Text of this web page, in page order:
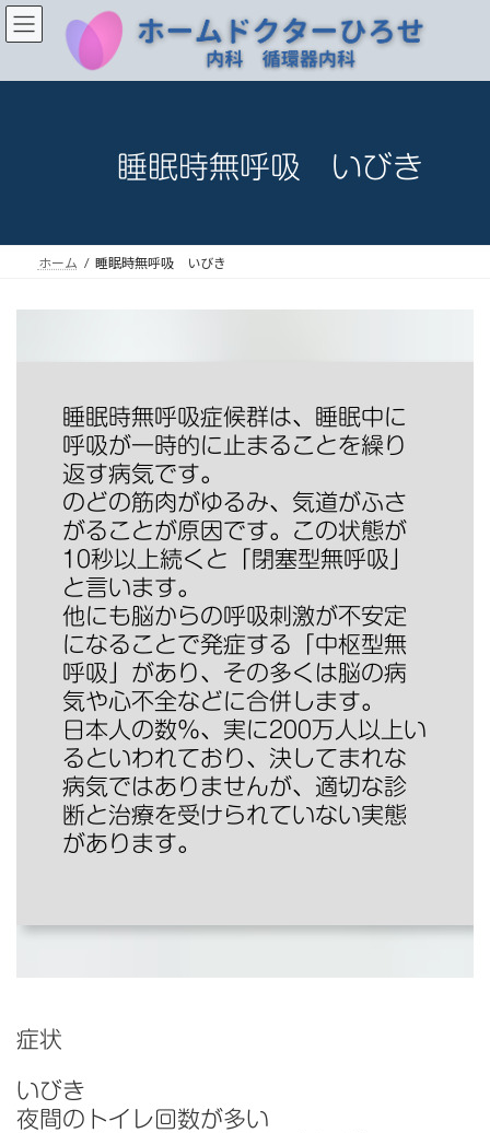
コ
ン
ナ
ビ
睡眠時無呼吸 いびき
ホーム 睡眠時無呼吸 いびき
睡眠時無呼吸症候群は、睡眠中に
呼吸が一時的に止まることを繰り
返す病気です。
のどの筋肉がゆるみ、気道がふさ
がることが原因です。この状態が
10秒以上続くと「閉塞型無呼吸」
と言います。
他にも脳からの呼吸刺激が不安定
になることで発症する「中枢型無
呼吸」があり、その多くは脳の病
気や心不全などに合併します。
日本人の数％、実に200万人以上い
るといわれており、決してまれな
病気ではありませんが、適切な診
断と治療を受けられていない実態
があります。
症状
いびき
夜間のトイレ回数が多い